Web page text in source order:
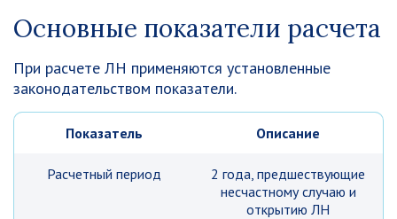
Основные показатели расчета
При расчете ЛН применяются установленные
законодательством показатели.
Показатель Описание
Расчетный период
2 года, предшествующие
несчастному случаю и
открытию ЛН